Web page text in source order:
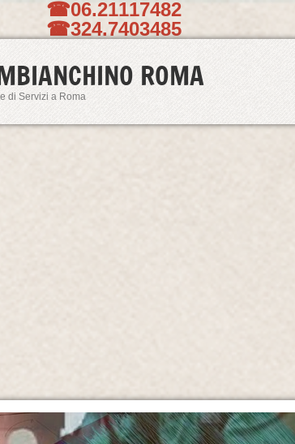
☎06.21117482
☎324.7403485
ROMA
di Servizi a Roma